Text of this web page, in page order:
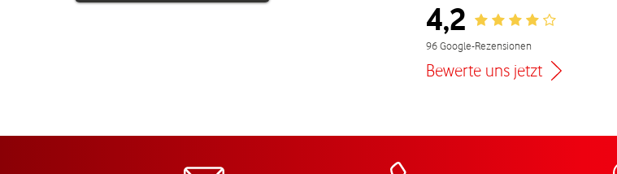
4,2 Rating 4.2
96 Google-Rezensionen
Bewerte uns jetzt